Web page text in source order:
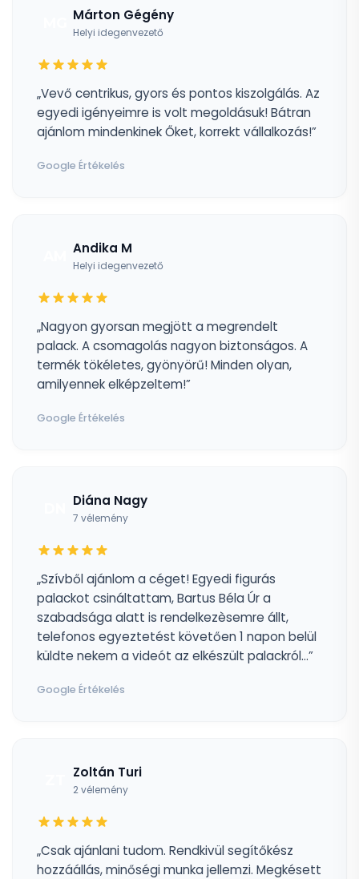
Márton Gégény
Helyi idegenvezető
„Vevő centrikus, gyors és pontos kiszolgálás. Az
egyedi igényeimre is volt megoldásuk! Bátran
ajánlom mindenkinek Őket, korrekt vállalkozás!”
Google Értékelés
Andika M
Helyi idegenvezető
„Nagyon gyorsan megjött a megrendelt
palack. A csomagolás nagyon biztonságos. A
termék tökéletes, gyönyörű! Minden olyan,
amilyennek elképzeltem!”
Google Értékelés
Diána Nagy
7 vélemény
„Szívből ajánlom a céget! Egyedi figurás
palackot csináltattam, Bartus Béla Úr a
szabadsága alatt is rendelkezèsemre állt,
telefonos egyeztetést követően 1 napon belül
küldte nekem a videót az elkészült palackról...”
Google Értékelés
Zoltán Turi
2 vélemény
„Csak ajánlani tudom. Rendkivül segítőkész
hozzáállás, minőségi munka jellemzi. Megkésett